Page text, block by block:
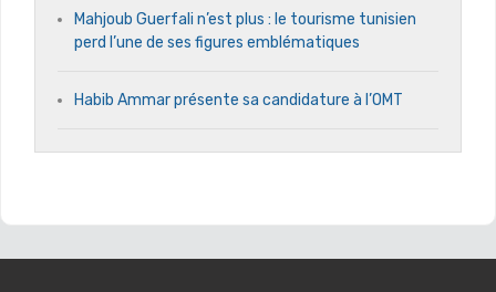
Mahjoub Guerfali n’est plus : le tourisme tunisien
perd l’une de ses figures emblématiques
Habib Ammar présente sa candidature à l’OMT